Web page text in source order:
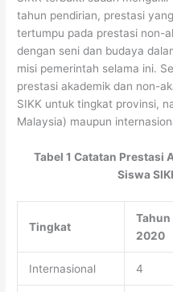
tahun pendirian, prestasi
tertumpu pada prestasi non-
dengan seni dan budaya
misi pemerintah selama ini.
prestasi akademik dan non-
SIKK untuk tingkat provinsi,
Malaysia) maupun
Tabel 1 Catatan Prestasi
Siswa
Tingkat
Tahun
2020
Internasional 4